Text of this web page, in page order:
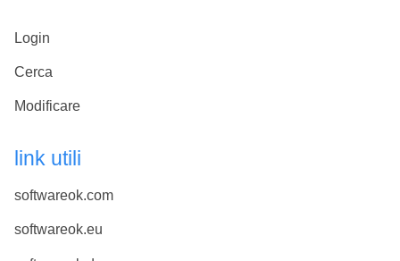
Login
Cerca
Modificare
link utili
softwareok.com
softwareok.eu